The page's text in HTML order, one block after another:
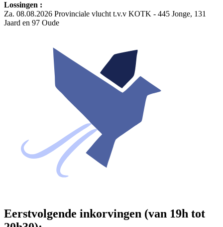
Lossingen :
Za. 08.08.2026 Provinciale vlucht t.v.v KOTK - 445 Jonge, 131
Jaard en 97 Oude
Eerstvolgende inkorvingen (van 19h tot